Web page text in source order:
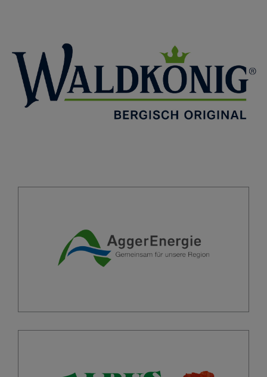
02261 / 3003 - 199
info@aggerenergie.de